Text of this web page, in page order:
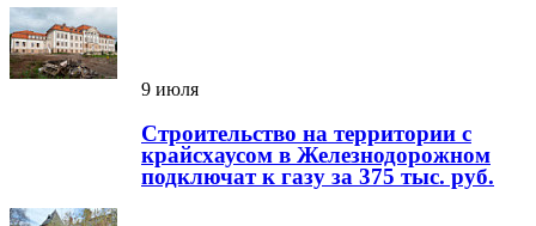
9 июля
Строительство на территории с
крайсхаусом в Железнодорожном
подключат к газу за 375 тыс. руб.